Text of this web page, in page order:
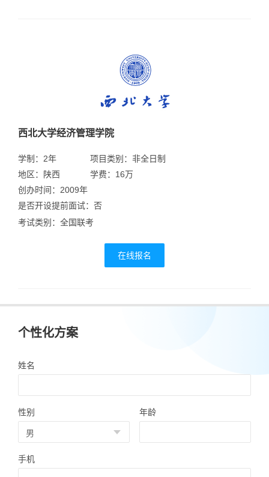
西北大学经济管理学院
学制：2年
地区：陕西
项目类别：非全日制
学费：16万
创办时间：2009年
是否开设提前面试：否
考试类别：全国联考
在线报名
个性化方案
姓名
性别 年龄
手机